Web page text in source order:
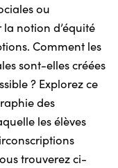
ou
notion d’équité
Comment les
sont-elles créées
? Explorez ce
des
les élèves
trouverez ci-